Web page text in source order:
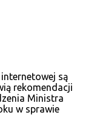
są
rekomendacji
Ministra
w sprawie